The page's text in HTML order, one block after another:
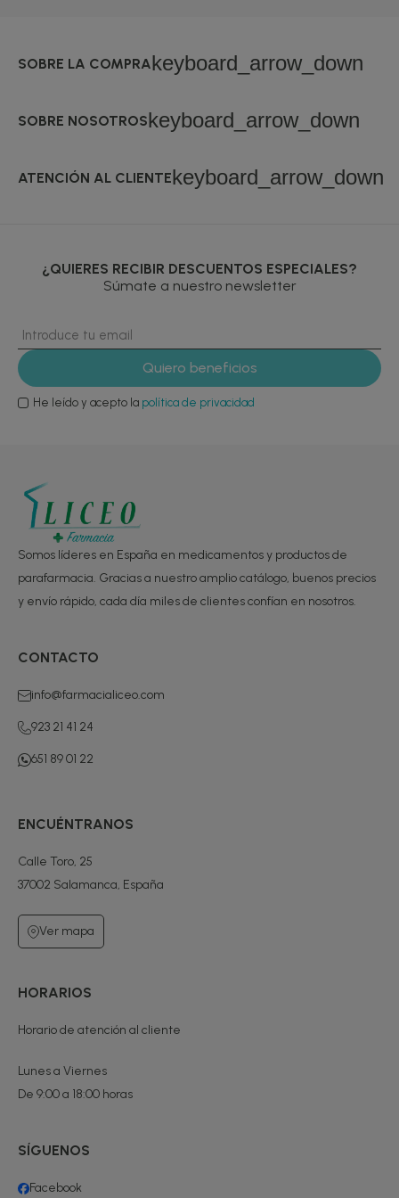
SOBRE LA COMPRAkeyboard_arrow_down
SOBRE NOSOTROSkeyboard_arrow_down
ATENCIÓN AL CLIENTEkeyboard_arrow_down
¿QUIERES RECIBIR DESCUENTOS ESPECIALES?
Súmate a nuestro newsletter
He leído y acepto la política de privacidad
Somos líderes en España en medicamentos y productos de
parafarmacia. Gracias a nuestro amplio catálogo, buenos precios
y envío rápido, cada día miles de clientes confían en nosotros.
CONTACTO
info@farmacialiceo.com
923 21 41 24
651 89 01 22
ENCUÉNTRANOS
Calle Toro, 25
37002 Salamanca, España
Ver mapa
HORARIOS
Horario de atención al cliente
Lunes a Viernes
De 9:00 a 18:00 horas
SÍGUENOS
Facebook